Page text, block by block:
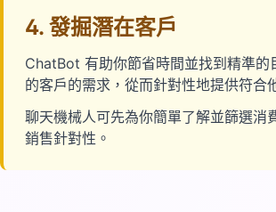
4. 發掘潛在客戶
ChatBot 有助你節省時間並找到精準
的客戶的需求，從而針對性地提供符合
聊天機械人可先為你簡單了解並篩選消
銷售針對性。